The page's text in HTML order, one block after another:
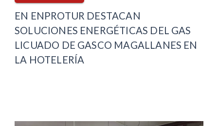
EN ENPROTUR DESTACAN
SOLUCIONES ENERGÉTICAS DEL GAS
LICUADO DE GASCO MAGALLANES EN
LA HOTELERÍA